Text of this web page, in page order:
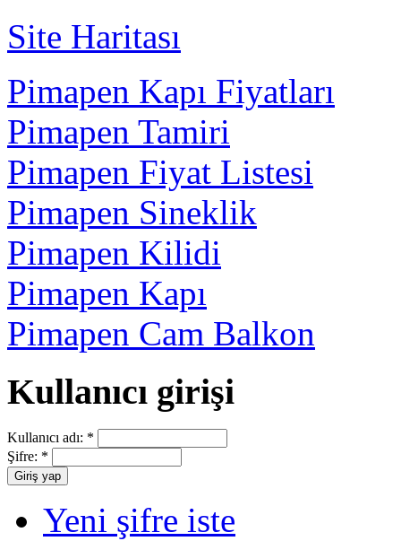
Site Haritası
Pimapen Kapı Fiyatları
Pimapen Tamiri
Pimapen Fiyat Listesi
Pimapen Sineklik
Pimapen Kilidi
Pimapen Kapı
Pimapen Cam Balkon
Kullanıcı girişi
Kullanıcı adı: *
Şifre: *
Yeni şifre iste